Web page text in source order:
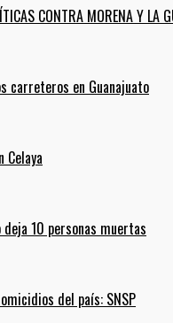
CONTRA MORENA Y LA
carreteros en Guanajuato
Celaya
10 personas muertas
del país: SNSP